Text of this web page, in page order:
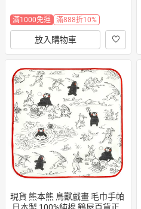
滿1000免運 滿888折10%
放入購物車
現貨 熊本熊 鳥獸戲畫 毛巾手帕
日本製 100%純棉 鶴屋百貨正